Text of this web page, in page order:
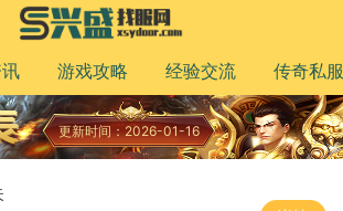
游戏攻略 经验交流 传奇私服
更新时间：2026-01-16